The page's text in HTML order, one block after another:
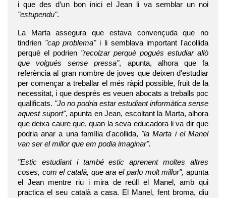
i que des d’un bon inici el Jean li va semblar un noi
"estupendu".
La Marta assegura que estava convençuda que no
tindrien "cap problema"i li semblava important l'acollida
perquè el podrien "recolzar perquè pogués estudiar allò
que volgués sense pressa", apunta, alhora que fa
referència al gran nombre de joves que deixen d'estudiar
per començar a treballar el més ràpid possible, fruit de la
necessitat, i que després es veuen abocats a treballs poc
qualificats. "Jo no podria estar estudiant informàtica sense
aquest suport", apunta en Jean, escoltant la Marta, alhora
que deixa caure que, quan la seva educadora li va dir que
podria anar a una família d'acollida, "la Marta i el Manel
van ser el millor que em podia imaginar".
"Estic estudiant i també estic aprenent moltes altres
coses, com el català, que ara el parlo molt millor", apunta
el Jean mentre riu i mira de reüll el Manel, amb qui
practica el seu català a casa. El Manel, fent broma, diu